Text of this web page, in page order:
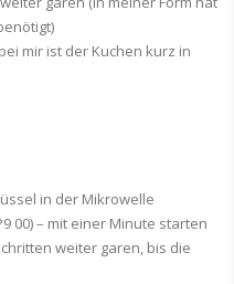
mir ist der Kuchen kurz in
in der Mikrowelle
00) – mit einer Minute starten
weiter garen, bis die